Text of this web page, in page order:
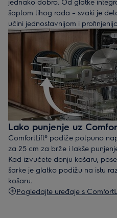
šaptom tihog rada – svaki je
učini jednostavnijom i
Lako punjenje uz
ComfortLift® podiže potpuno
za 25 cm za brže i lakše
Kad izvučete donju košaru,
šarke je glatko podižu na istu
košaru.
Pogledajte uređaje s